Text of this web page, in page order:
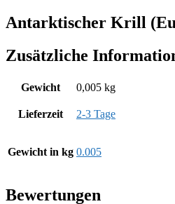
Antarktischer Krill
Zusätzliche
Gewicht 0,005 kg
Lieferzeit 2-3 Tage
Gewicht in kg 0.005
Bewertungen